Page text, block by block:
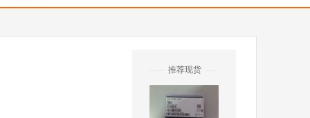
推荐现货